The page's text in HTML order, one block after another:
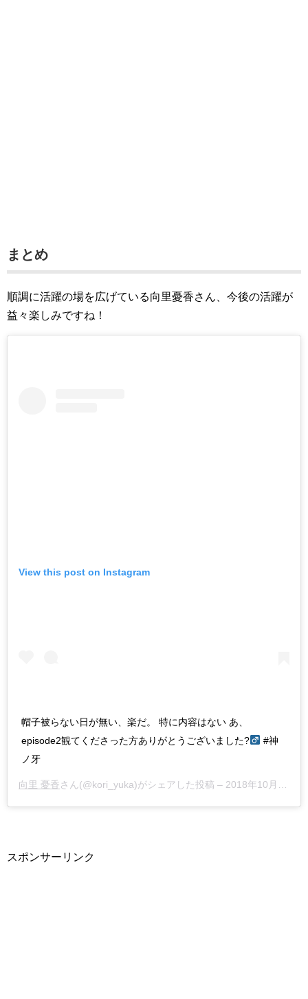
まとめ
順調に活躍の場を広げている向里憂香さん、今後の活躍が
益々楽しみですね！
View this post on Instagram
帽子被らない日が無い、楽だ。 特に内容はない あ、
episode2観てくださった方ありがとうございました?‍
#神
ノ牙
向里 憂香さん(@kori_yuka)がシェアした投稿 – 2018年10月月20日午前7時42分PDT
スポンサーリンク